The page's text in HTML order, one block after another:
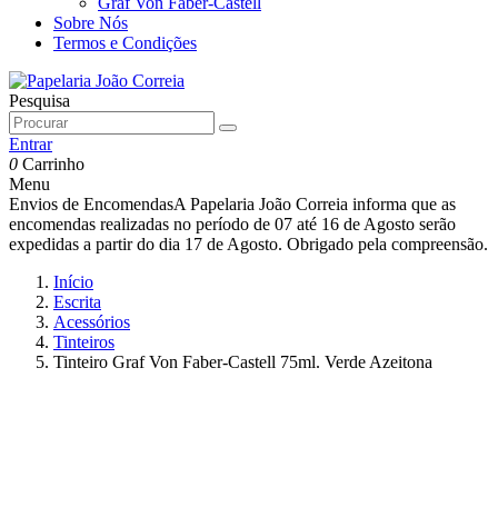
Sobre Nós
Termos e Condições
Pesquisa
Entrar
0 Carrinho
Menu
Envios de EncomendasA Papelaria João Correia informa que as
encomendas realizadas no período de 07 até 16 de Agosto serão
expedidas a partir do dia 17 de Agosto. Obrigado pela compreensão.
Início
Escrita
Acessórios
Tinteiros
Tinteiro Graf Von Faber-Castell 75ml. Verde Azeitona